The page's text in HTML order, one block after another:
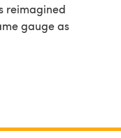
reimagined
gauge as